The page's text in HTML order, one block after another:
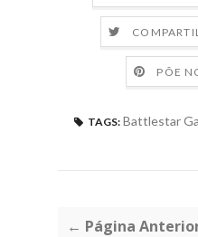
PÕE
TAGS: Battlestar
← Página